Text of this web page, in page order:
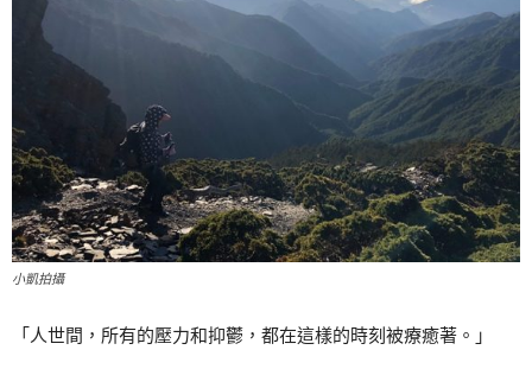
小凱拍攝
「人世間，所有的壓力和抑鬱，都在這樣的時刻被療癒著。」